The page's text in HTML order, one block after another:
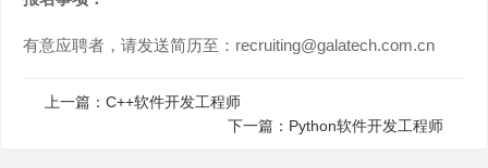
有意应聘者，请发送简历至：recruiting@galatech.com.cn
上一篇： C++软件开发工程师
下一篇： Python软件开发工程师